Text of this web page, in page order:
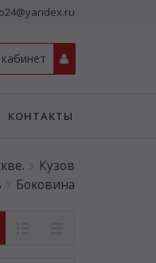
КОНТАКТЫ
Кузов
Боковина